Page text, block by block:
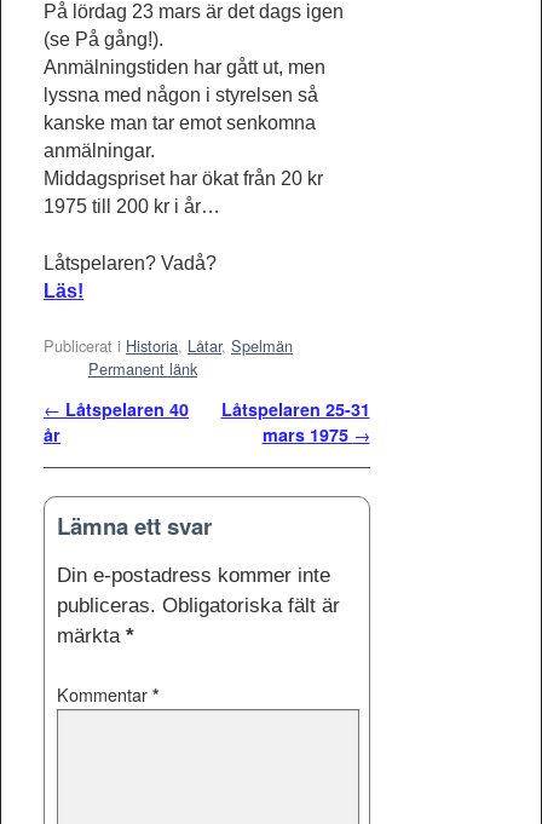
På lördag 23 mars är det dags igen
(se På gång!).
Anmälningstiden har gått ut, men
lyssna med någon i styrelsen så
kanske man tar emot senkomna
anmälningar.
Middagspriset har ökat från 20 kr
1975 till 200 kr i år…
Låtspelaren? Vadå?
Läs!
Publicerat i Historia, Låtar, Spelmän
Permanent länk
Inläggsnavigering
← Låtspelaren 40
år
Låtspelaren 25-31
mars 1975 →
Lämna ett svar
Din e-postadress kommer inte
publiceras. Obligatoriska fält är
märkta *
Kommentar *